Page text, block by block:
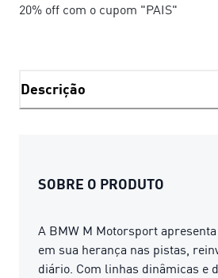
20% off com o cupom "PAIS"
Descrição
SOBRE O PRODUTO
A BMW M Motorsport
em sua herança nas pistas,
diário. Com linhas dinâmicas e